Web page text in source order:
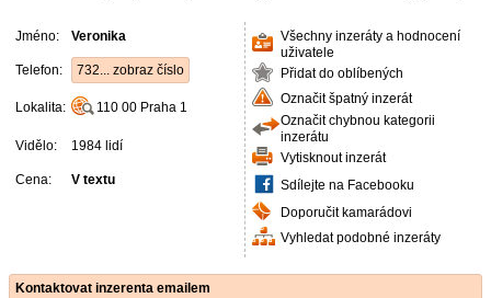
Jméno: Veronika
Telefon: 732... zobraz číslo
Lokalita: 110 00 Praha 1
Vidělo: 1984 lidí
Cena: V textu
Všechny inzeráty a hodnocení
uživatele
Přidat do oblíbených
Označit špatný inzerát
Označit chybnou kategorii
inzerátu
Vytisknout inzerát
Sdílejte na Facebooku
Doporučit kamarádovi
Vyhledat podobné inzeráty
Kontaktovat inzerenta emailem